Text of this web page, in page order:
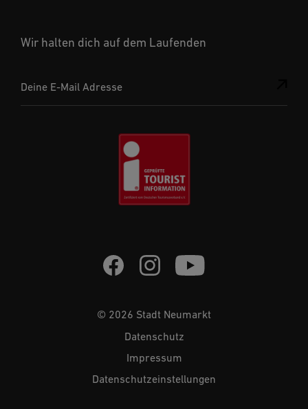
Wir halten dich auf dem Laufenden
Deine E-Mail Adresse
© 2026 Stadt Neumarkt
Datenschutz
Impressum
Datenschutzeinstellungen